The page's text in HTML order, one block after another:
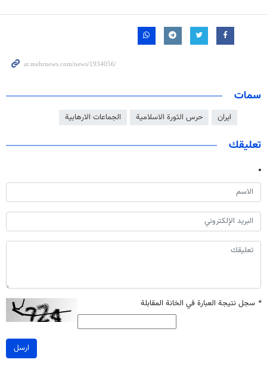
سمات
ايران حرس الثورة الاسلامية الجماعات الارهابية
تعليقك
* سجل نتيجة العبارة في الخانة المقابلة
ارسل